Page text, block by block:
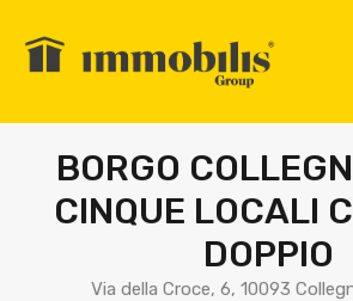
BORGO
CINQUE LOCALI
DOPPIO
Via della Croce, 6, 10093